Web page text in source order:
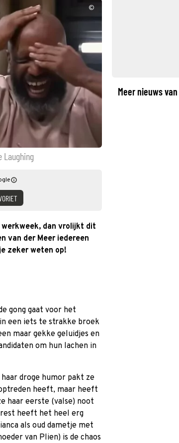
©
Laughing
dan vrolijkt dit
van der Meer iedereen
zeker weten op!
gong gaat voor het
een iets te strakke broek
maar gekke geluidjes en
om hun lachen in
droge humor pakt ze
heeft, maar heeft
haar eerste (valse) noot
rest heeft het heel erg
als oud dametje met
van Plien) is de chaos
Meer nieuws